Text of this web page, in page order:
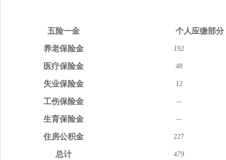
五险一金 个人应缴部分
养老保险金 192
医疗保险金 48
失业保险金 12
工伤保险金 --
生育保险金 --
住房公积金 227
总计 479